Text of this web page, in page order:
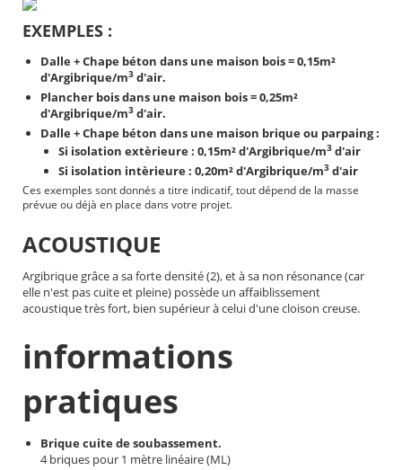
EXEMPLES :
Dalle + Chape béton dans une maison bois = 0,15m²
d'Argibrique/m3 d'air.
Plancher bois dans une maison bois = 0,25m²
d'Argibrique/m3 d'air.
Dalle + Chape béton dans une maison brique ou parpaing :
Si isolation extèrieure : 0,15m² d'Argibrique/m3 d'air
Si isolation intèrieure : 0,20m² d'Argibrique/m3 d'air
Ces exemples sont donnés a titre indicatif, tout dépend de la masse
prévue ou déjà en place dans votre projet.
ACOUSTIQUE
Argibrique grâce a sa forte densité (2), et à sa non résonance (car
elle n'est pas cuite et pleine) possède un affaiblissement
acoustique très fort, bien supérieur à celui d'une cloison creuse.
informations
pratiques
Brique cuite de soubassement.
4 briques pour 1 mètre linéaire (ML)